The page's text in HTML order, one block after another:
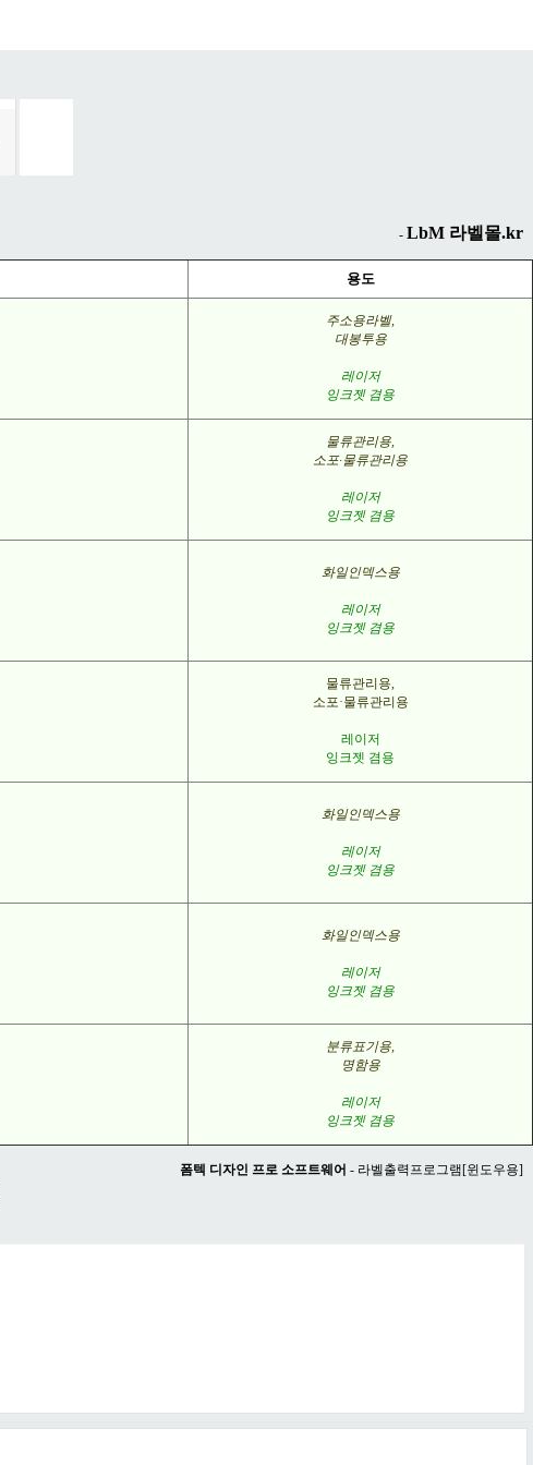
- LbM 라벨몰.kr
용도
주소용라벨,
대봉투용
레이저
잉크젯 겸용
물류관리용,
소포·물류관리용
레이저
잉크젯 겸용
화일인덱스용
레이저
잉크젯 겸용
물류관리용,
소포·물류관리용
레이저
잉크젯 겸용
화일인덱스용
레이저
잉크젯 겸용
화일인덱스용
레이저
잉크젯 겸용
분류표기용,
명함용
레이저
잉크젯 겸용
폼텍 디자인 프로 소프트웨어 - 라벨출력프로그램[윈도우용]